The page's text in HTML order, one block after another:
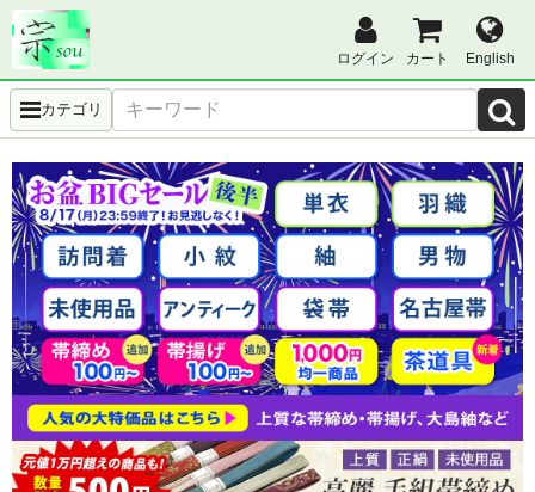
ログイン カート English
カテゴリ